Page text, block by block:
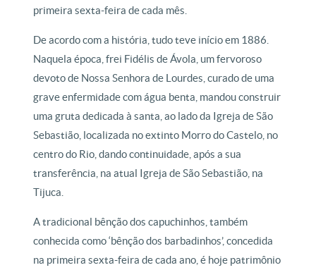
primeira sexta-feira de cada mês.
De acordo com a história, tudo teve início em 1886.
Naquela época, frei Fidélis de Ávola, um fervoroso
devoto de Nossa Senhora de Lourdes, curado de uma
grave enfermidade com água benta, mandou construir
uma gruta dedicada à santa, ao lado da Igreja de São
Sebastião, localizada no extinto Morro do Castelo, no
centro do Rio, dando continuidade, após a sua
transferência, na atual Igreja de São Sebastião, na
Tijuca.
A tradicional bênção dos capuchinhos, também
conhecida como ‘bênção dos barbadinhos’, concedida
na primeira sexta-feira de cada ano, é hoje patrimônio